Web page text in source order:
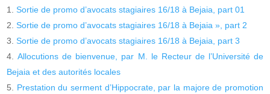
Sortie de promo d’avocats stagiaires 16/18 à Bejaia, part 01
Sortie de promo d’avocats stagiaires 16/18 à Bejaia », part 2
Sortie de promo d’avocats stagiaires 16/18 à Bejaia, part 3
Allocutions de bienvenue, par M. le Recteur de l’Université de
Bejaia et des autorités locales
Prestation du serment d’Hippocrate, par la majore de promotion